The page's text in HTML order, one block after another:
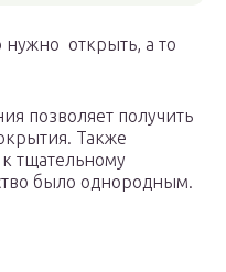
открыть, а то
позволяет получить
Также
к тщательному
было однородным.